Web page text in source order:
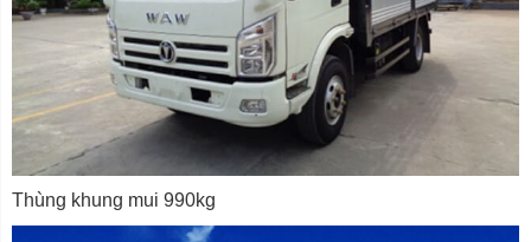
Thùng khung mui 990kg